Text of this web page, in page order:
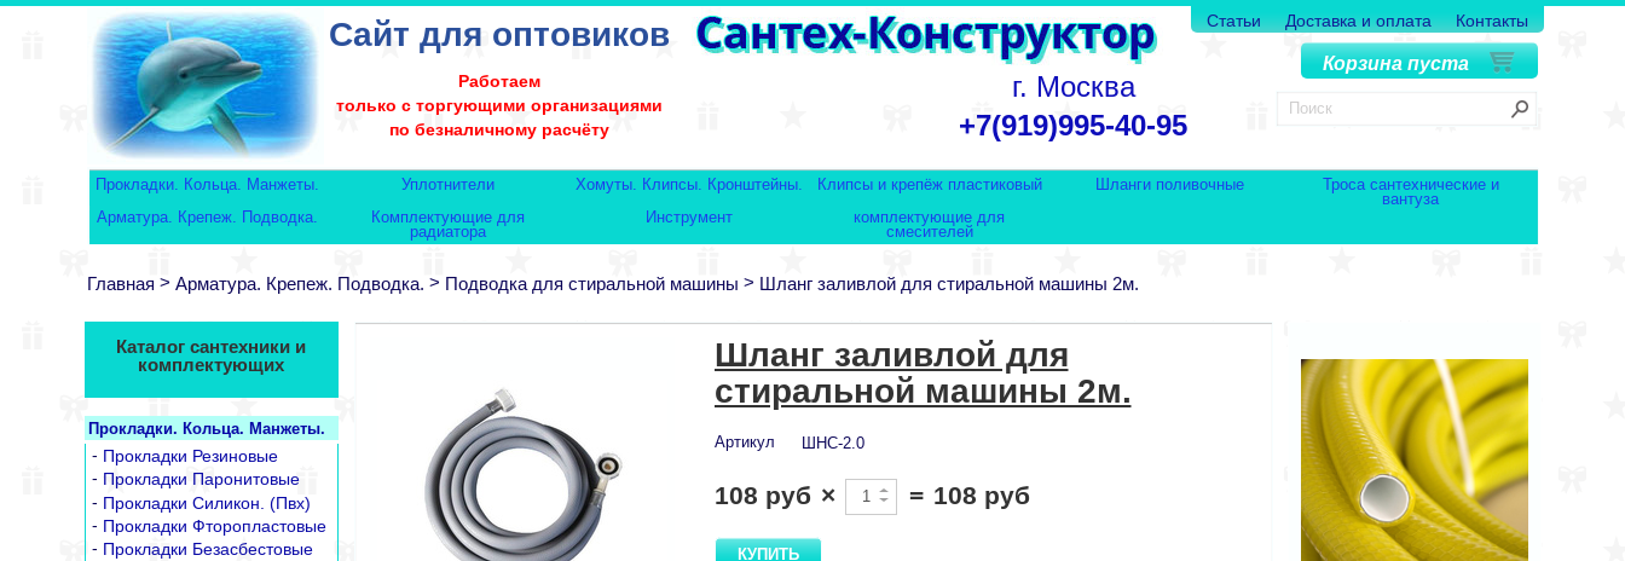
Статьи Доставка и оплата Контакты
Сайт для оптовиков
Работаем
только с торгующими организациями
по безналичному расчёту
г. Москва
+7(919)995-40-95
Корзина пуста
Прокладки. Кольца. Манжеты. Уплотнители Хомуты. Клипсы. Кронштейны. Клипсы и крепёж пластиковый Шланги поливочные
Троса сантехнические и
вантуза
Арматура. Крепеж. Подводка.
Комплектующие для
радиатора
Инструмент
комплектующие для
смесителей
Главная > Арматура. Крепеж. Подводка. > Подводка для стиральной машины > Шланг заливлой для стиральной машины 2м.
Шланг заливлой для
стиральной машины 2м.
Артикул ШНС-2.0
108 руб × = 108 руб
Каталог сантехники и
комплектующих
Прокладки. Кольца. Манжеты.
- Прокладки Резиновые
- Прокладки Паронитовые
- Прокладки Силикон. (Пвх)
- Прокладки Фторопластовые
- Прокладки Безасбестовые